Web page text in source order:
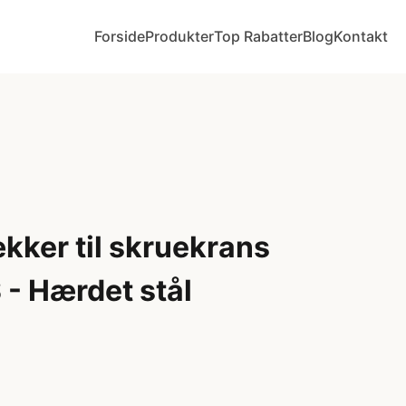
ForsideProdukterTop RabatterBlogKontakt
til skruekrans
- Hærdet stål